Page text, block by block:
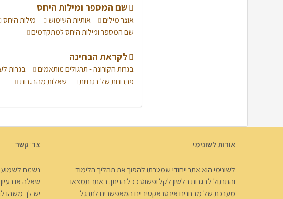
שם המספר ומילות היחס
אוצר מילים אותיות השימוש מילות היחס
שם המספר ומילות היחס למתקדמים
לקראת הבחינה
בגרות הקורונה - תרגולים מותאמים בגרות
פתרונות של בגרויות
שאלות מהבגרות
אודות לשונימי
לשונימי הוא אתר ייחודי שמטרתו להפוך את תהליך הלימוד
והתרגול לבגרות בלשון לקל ופשוט ככל הניתן. באתר תמצאו
מערכת של מבחנים אינטראקטיביים המאפשרים לתרגל
צרו קשר
נשמח לשמוע
שאלה או
יש לך משהו